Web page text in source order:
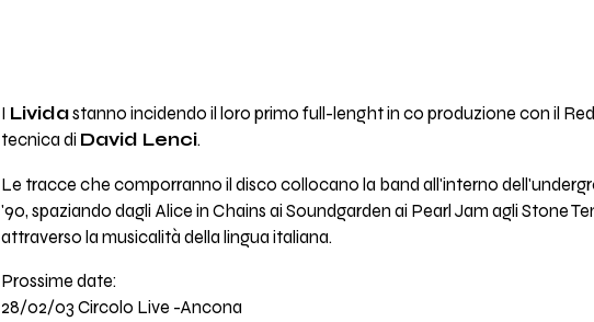
I Lividastanno incidendo il loro primo full-lenght in co produzione con il
tecnica di David Lenci.
Le tracce che comporranno il disco collocano la band all'interno
'90, spaziando dagli Alice in Chains ai Soundgarden ai Pearl Jam agli Stone
attraverso la musicalità della lingua italiana.
Prossime date:
28/02/03 Circolo Live -Ancona